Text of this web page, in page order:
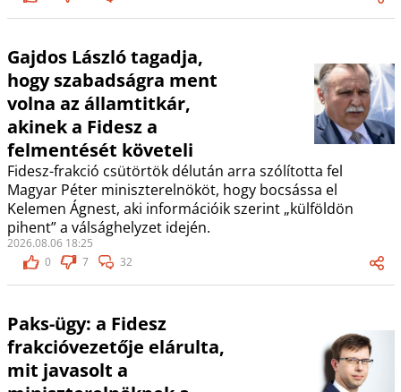
Gajdos László tagadja,
hogy szabadságra ment
volna az államtitkár,
akinek a Fidesz a
felmentését követeli
Fidesz-frakció csütörtök délután arra szólította fel
Magyar Péter miniszterelnököt, hogy bocsássa el
Kelemen Ágnest, aki információik szerint „külföldön
pihent” a válsághelyzet idején.
2026.08.06 18:25
0
7 32
Paks-ügy: a Fidesz
frakcióvezetője elárulta,
mit javasolt a